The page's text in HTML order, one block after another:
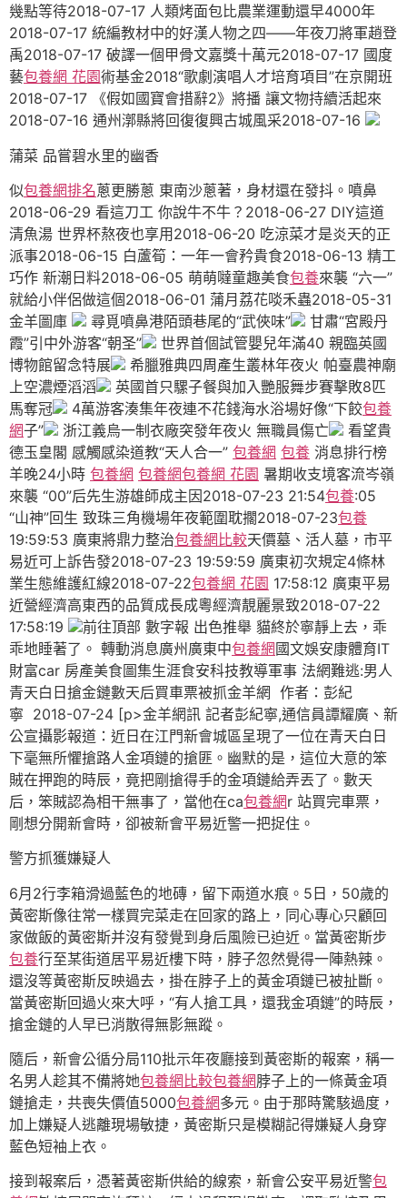
幾點等待2018-07-17 人類烤面包比農業運動還早4000年
2018-07-17 統編教材中的好漢人物之四——年夜刀將軍趙登
禹2018-07-17 破譯一個甲骨文嘉獎十萬元2018-07-17 國度
藝包養網 花園術基金2018“歌劇演唱人才培育項目”在京開班
2018-07-17 《假如國寶會措辭2》將播 讓文物持續活起來
2018-07-16 通州漷縣將回復復興古城風采2018-07-16
蒲菜 品嘗碧水里的幽香
似包養網排名蔥更勝蔥 東南沙蔥著，身材還在發抖。噴鼻
2018-06-29 看這刀工 你說牛不牛？2018-06-27 DIY這道
清魚湯 世界杯熬夜也享用2018-06-20 吃涼菜才是炎天的正
派事2018-06-15 白蘆筍：一年一會矜貴食2018-06-13 精工
巧作 新潮日料2018-06-05 萌萌噠童趣美食包養來襲 “六一”
就給小伴侶做這個2018-06-01 蒲月荔花啖禾蟲2018-05-31
金羊圖庫
尋覓噴鼻港陌頭巷尾的“武俠味”
甘肅“宮殿丹
霞”引中外游客“朝圣”
世界首個試管嬰兒年滿40 親臨英國
博物館留念特展
希臘雅典四周產生叢林年夜火 帕臺農神廟
上空濃煙滔滔
英國首只騾子餐與加入艷服舞步賽擊敗8匹
馬奪冠
4萬游客湊集年夜連不花錢海水浴場好像“下餃包養
網子” 浙江義烏一制衣廠突發年夜火 無職員傷亡
看望貴
德玉皇閣 感觸感染道教“天人合一” 包養網 包養 消息排行榜
羊晚24小時 包養網 包養網包養網 花園 暑期收支境客流岑嶺
來襲 “00”后先生游雄師成主因2018-07-23 21:54包養:05
“山神”回生 致珠三角機場年夜範圍耽擱2018-07-23包養
19:59:53 廣東將鼎力整治包養網比較天價墓、活人墓，市平
易近可上訴告發2018-07-23 19:59:59 廣東初次規定4條林
業生態維護紅線2018-07-22包養網 花園 17:58:12 廣東平易
近營經濟高東西的品質成長成粵經濟靚麗景致2018-07-22
17:58:19
前往頂部 數字報 出色推舉 貓終於寧靜上去，乖
乖地睡著了。 轉動消息廣州廣東中包養網國文娛安康體育IT
財富car 房產美食圖集生涯食安科技教導軍事 法網難逃:男人
青天白日搶金鏈數天后買車票被抓金羊網 作者：彭紀
寧 2018-07-24 [p>金羊網訊 記者彭紀寧,通信員譚耀廣、新
公宣攝影報道：近日在江門新會城區呈現了一位在青天白日
下毫無所懼搶路人金項鏈的搶匪。幽默的是，這位大意的笨
賊在押跑的時辰，竟把剛搶得手的金項鏈給弄丟了。數天
后，笨賊認為相干無事了，當他在ca包養網r 站買完車票，
剛想分開新會時，卻被新會平易近警一把捉住。
警方抓獲嫌疑人
6月2行李箱滑過藍色的地磚，留下兩道水痕。5日，50歲的
黃密斯像往常一樣買完菜走在回家的路上，同心專心只顧回
家做飯的黃密斯并沒有發覺到身后風險已迫近。當黃密斯步
包養行至某街道居平易近樓下時，脖子忽然覺得一陣熱辣。
還沒等黃密斯反映過去，掛在脖子上的黃金項鏈已被扯斷。
當黃密斯回過火來大呼，“有人搶工具，還我金項鏈”的時辰，
搶金鏈的人早已消散得無影無蹤。
隨后，新會公循分局110批示年夜廳接到黃密斯的報案，稱一
名男人趁其不備將她包養網比較包養網脖子上的一條黃金項
鏈搶走，共喪失價值5000包養網多元。由于那時驚駭過度，
加上嫌疑人逃離現場敏捷，黃密斯只是模糊記得嫌疑人身穿
藍色短袖上衣。
接到報案后，憑著黃密斯供給的線索，新會公安平易近警包